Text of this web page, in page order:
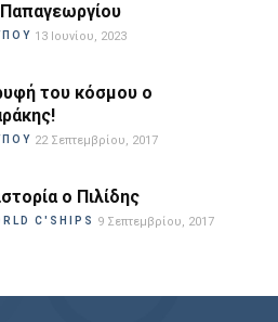
13 Ιουνίου, 2023
του κόσμου ο
22 Σεπτεμβρίου, 2017
ο Πιλίδης
C'SHIPS 9 Σεπτεμβρίου, 2017